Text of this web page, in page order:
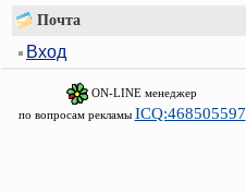
Почта
Вход
ON-LINE менеджер
по вопросам рекламы ICQ:468505597